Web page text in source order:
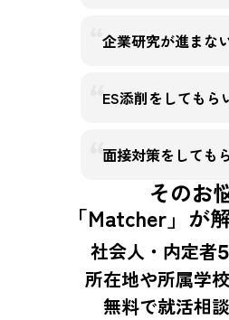
企業研究が進まな
ES添削をしても
面接対策をしても
そのお
「Matcher」が
社会人・内定者
所在地や所属学
無料で就活相